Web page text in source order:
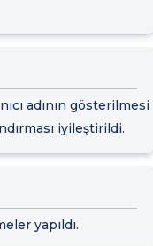
adının
iyileştirildi.
yapıldı.